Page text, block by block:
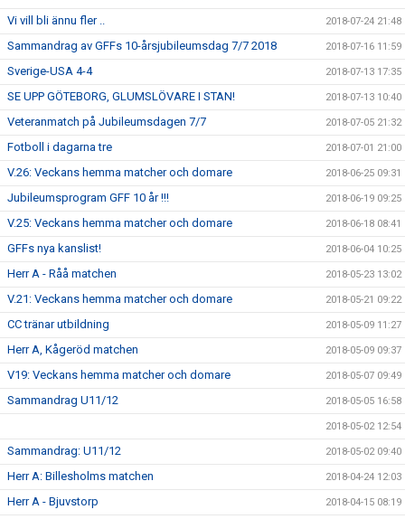
Vi vill bli ännu fler .. 2018-07-24 21:48
Sammandrag av GFFs 10-årsjubileumsdag 7/7 2018 2018-07-16 11:59
Sverige-USA 4-4 2018-07-13 17:35
SE UPP GÖTEBORG, GLUMSLÖVARE I STAN! 2018-07-13 10:40
Veteranmatch på Jubileumsdagen 7/7 2018-07-05 21:32
Fotboll i dagarna tre 2018-07-01 21:00
V.26: Veckans hemma matcher och domare 2018-06-25 09:31
Jubileumsprogram GFF 10 år !!! 2018-06-19 09:25
V.25: Veckans hemma matcher och domare 2018-06-18 08:41
GFFs nya kanslist! 2018-06-04 10:25
Herr A - Råå matchen 2018-05-23 13:02
V.21: Veckans hemma matcher och domare 2018-05-21 09:22
CC tränar utbildning 2018-05-09 11:27
Herr A, Kågeröd matchen 2018-05-09 09:37
V19: Veckans hemma matcher och domare 2018-05-07 09:49
Sammandrag U11/12 2018-05-05 16:58
2018-05-02 12:54
Sammandrag: U11/12 2018-05-02 09:40
Herr A: Billesholms matchen 2018-04-24 12:03
Herr A - Bjuvstorp 2018-04-15 08:19